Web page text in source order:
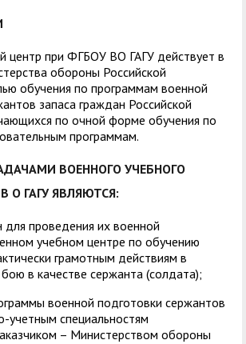
центр при ФГБОУ ВО ГАГУ действует в
обороны Российской
обучения по программам военной
запаса граждан Российской
по очной форме обучения по
программам.
ВОЕННОГО УЧЕБНОГО
О ГАГУ ЯВЛЯЮТСЯ:
проведения их военной
учебном центре по обучению
грамотным действиям в
в качестве сержанта (солдата);
военной подготовки сержантов
учетным специальностям
– Министерством обороны